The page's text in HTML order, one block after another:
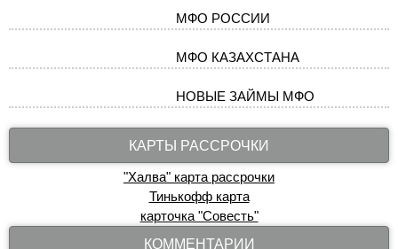
МФО РОССИИ
МФО КАЗАХСТАНА
НОВЫЕ ЗАЙМЫ МФО
КАРТЫ РАССРОЧКИ
"Халва" карта рассрочки
Тинькофф карта
карточка "Совесть"
КОММЕНТАРИИ